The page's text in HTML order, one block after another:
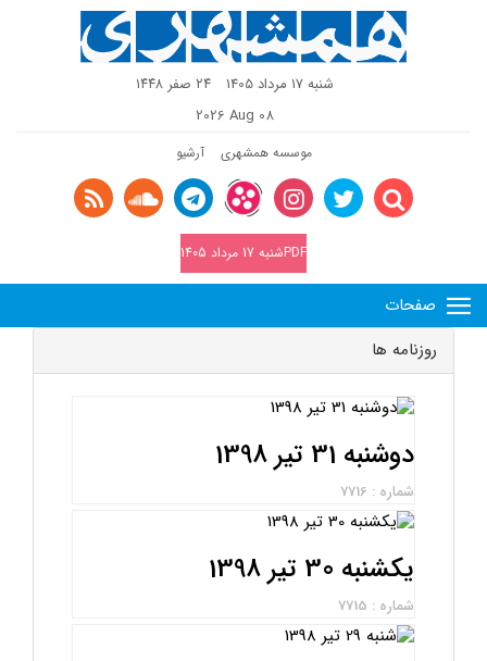
شنبه 17 مرداد 1405
٢٤ صفر ١٤٤٨
2026 Aug 08
موسسه همشهری آرشیو
PDFشنبه 17 مرداد 1405
صفحات
روزنامه ها
دوشنبه 31 تیر 1398
شماره : 7716
یکشنبه 30 تیر 1398
شماره : 7715